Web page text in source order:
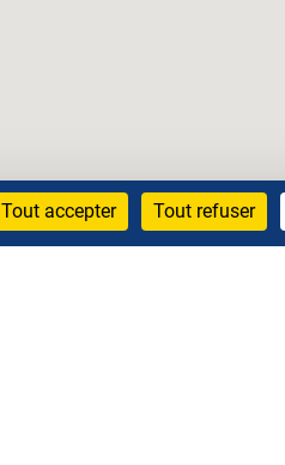
Tout accepter Tout refuser